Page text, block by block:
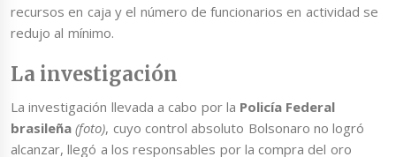
recursos en caja y el número de funcionarios en actividad se
redujo al mínimo.
La investigación
La investigación llevada a cabo por la Policía Federal
brasileña (foto), cuyo control absoluto Bolsonaro no logró
alcanzar, llegó a los responsables por la compra del oro